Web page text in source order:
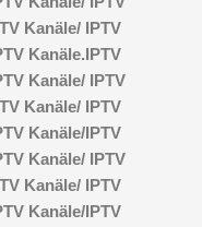
Kanäle/
IPTV
Kanäle. IPTV
Kanäle/
IPTV
Kanäle/
IPTV
Kanäle/ IPTV
Kanäle/
IPTV
Kanäle/
IPTV
Kanäle/ IPTV